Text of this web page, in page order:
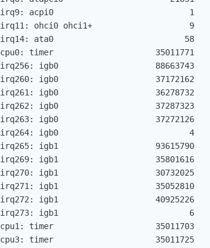
irq9: acpi0                            1
irq11: ohci0 ohci1+                    9
irq14: ata0                           58
cpu0: timer                     35011771
irq256: igb0                    88663743
irq260: igb0                    37172162
irq261: igb0                    36278732
irq262: igb0                    37287323
irq263: igb0                    37272126
irq264: igb0                           4
irq265: igb1                    93615790
irq269: igb1                    35801616
irq270: igb1                    30732025
irq271: igb1                    35052810
irq272: igb1                    40925226
irq273: igb1                           6
cpu1: timer                     35011703
cpu3: timer                     35011725